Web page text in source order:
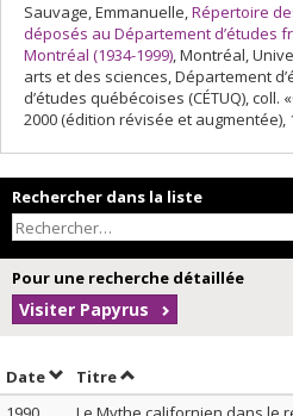
Sauvage, Emmanuelle,Répertoire
déposés au Département d’études
Montréal (1934-1999), Montréal,
arts et des sciences, Département
d’études québécoises (CÉTUQ), coll.
2000 (édition révisée et augmentée),
Rechercher dans la liste
Pour une recherche détaillée
Visiter Papyrus
DateTrier par date en ordre
TitreTrier par titre en